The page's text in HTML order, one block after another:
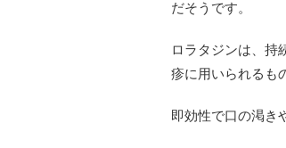
だそうです。
ロラタジンは、持
疹に用いられるも
即効性で口の渇き